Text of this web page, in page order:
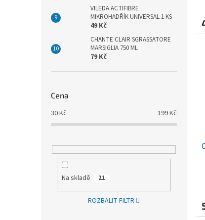
VILEDA ACTIFIBRE
MIKROHADŘÍK UNIVERSAL 1 KS
49 Kč
CHANTE CLAIR SGRASSATORE
MARSIGLIA 750 ML
79 Kč
Cena
30Kč 199Kč
Na skladě 21
ROZBALIT FILTR